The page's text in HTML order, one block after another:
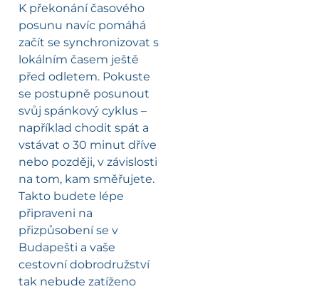
K překonání časového
posunu navíc pomáhá
začít se synchronizovat s
lokálním časem ještě
před odletem. Pokuste
se postupně posunout
svůj spánkový cyklus –
například chodit spát a
vstávat o 30 minut dříve
nebo později, v závislosti
na tom, kam směřujete.
Takto budete lépe
připraveni na
přizpůsobení se v
Budapešti a vaše
cestovní dobrodružství
tak nebude zatíženo